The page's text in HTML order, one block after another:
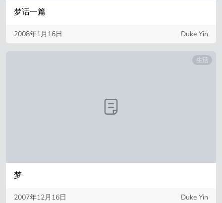
梦话一篇
2008年1月16日 Duke Yin
生活
梦
2007年12月16日 Duke Yin